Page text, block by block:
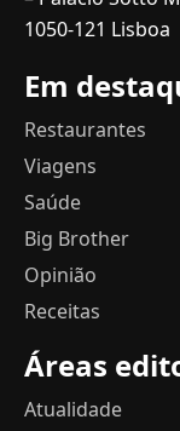
1050-121 Lisboa
Em
Restaurantes
Viagens
Saúde
Big Brother
Opinião
Receitas
Áreas
Atualidade